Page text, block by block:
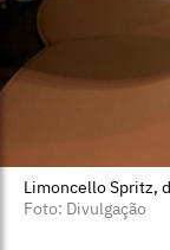
Limoncello Spritz,
Foto: Divulgação